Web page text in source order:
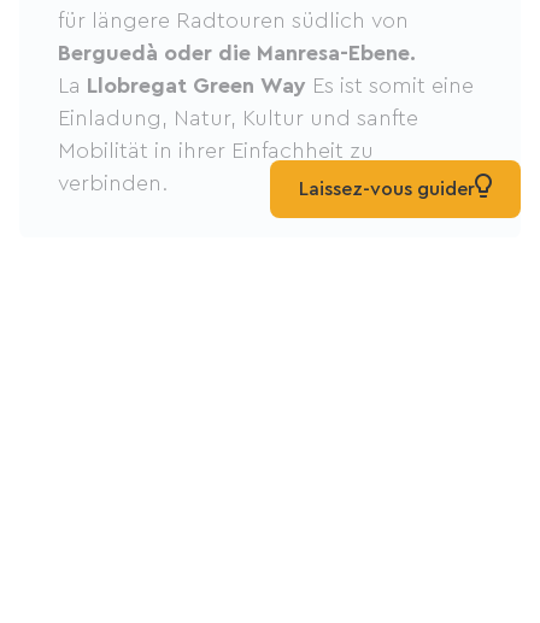
für längere Radtouren südlich von
Berguedà oder die Manresa-Ebene.
La Llobregat Green Way Es ist somit eine
Einladung, Natur, Kultur und sanfte
Mobilität in ihrer Einfachheit zu
verbinden.
Laissez-vous guider